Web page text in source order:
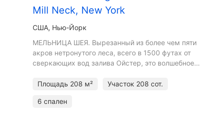
Mill Neck, New York
США, Нью-Йорк
МЕЛЬНИЦА ШЕЯ. Вырезанный из более чем пяти
акров нетронутого леса, всего в 1500 футах от
сверкающих вод залива Ойстер, это волшебное
высокими, богато укра
Площадь 208 м² Участок 208 сот.
6 спален